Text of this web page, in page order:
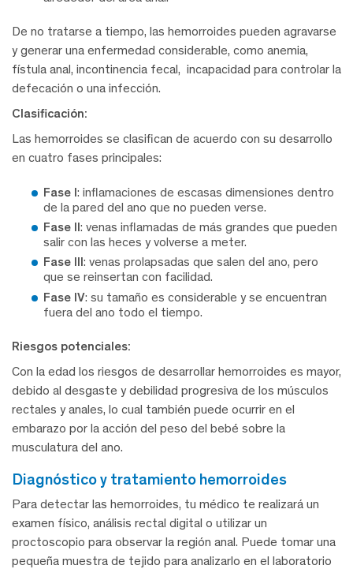
De no tratarse a tiempo, las hemorroides pueden agravarse
y generar una enfermedad considerable, como anemia,
fístula anal, incontinencia fecal, incapacidad para controlar la
defecación o una infección.
Clasificación:
Las hemorroides se clasifican de acuerdo con su desarrollo
en cuatro fases principales:
Fase I: inflamaciones de escasas dimensiones dentro
de la pared del ano que no pueden verse.
Fase II: venas inflamadas de más grandes que pueden
salir con las heces y volverse a meter.
Fase III: venas prolapsadas que salen del ano, pero
que se reinsertan con facilidad.
Fase IV: su tamaño es considerable y se encuentran
fuera del ano todo el tiempo.
Riesgos potenciales:
Con la edad los riesgos de desarrollar hemorroides es mayor,
debido al desgaste y debilidad progresiva de los músculos
rectales y anales, lo cual también puede ocurrir en el
embarazo por la acción del peso del bebé sobre la
musculatura del ano.
diagnóstico y tratamiento hemorroides
Para detectar las hemorroides, tu médico te realizará un
examen físico, análisis rectal digital o utilizar un
proctoscopio para observar la región anal. Puede tomar una
pequeña muestra de tejido para analizarlo en el laboratorio